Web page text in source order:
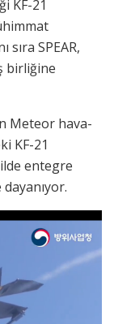
KF-21
SPEAR,
birliğine
Meteor hava-
KF-21
entegre